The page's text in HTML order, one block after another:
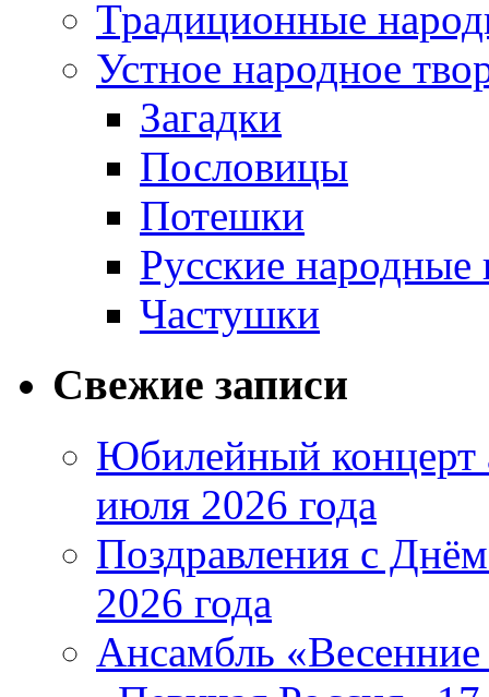
Традиционные
Устное народное
Загадки
Пословицы
Потешки
Русские народные
Частушки
Свежие записи
Юбилейный концерт
июля 2026 года
Поздравления с
2026 года
Ансамбль «Весенние